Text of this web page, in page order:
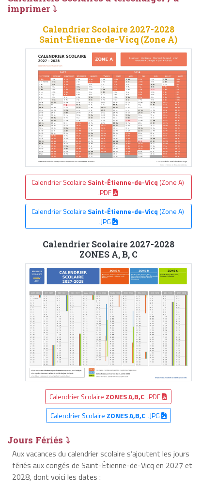
imprimer ⤵
Calendrier Scolaire 2027-2028
Saint-Étienne-de-Vicq (Zone A)
Calendrier Scolaire Saint-Étienne-de-Vicq (Zone A)
.PDF
Calendrier Scolaire Saint-Étienne-de-Vicq(Zone A)
.JPG
Calendrier Scolaire 2027-2028
ZONES A, B, C
Calendrier Scolaire ZONES A,B,C .PDF
Calendrier Scolaire ZONES A,B,C.JPG
Jours Fériés ⤵
Aux vacances du calendrier scolaire s’ajoutent les jours
fériés aux congés de Saint-Étienne-de-Vicq en 2027 et
2028, dont voici les dates :